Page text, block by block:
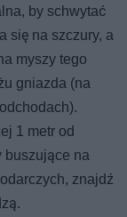
by schwytać
się na szczury, a
myszy tego
gniazda (na
1 metr od
buszujące na
znajdź